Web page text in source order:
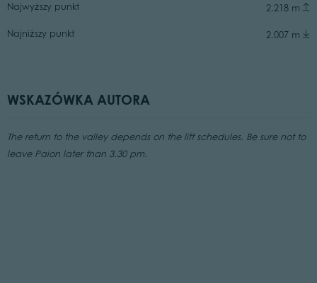
Najwyższy punkt 2.218 m
Najniższy punkt 2.007 m
WSKAZÓWKA AUTORA
The return to the valley depends on the lift schedules. Be sure not to
leave Paion later than 3.30 pm.